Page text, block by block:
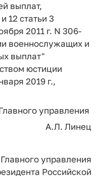
выплат,
12 статьи 3
2011 г. N 306-
военнослужащих и
выплат"
юстиции
2019 г.,
управления
А.Л. Линец
управления
Российской